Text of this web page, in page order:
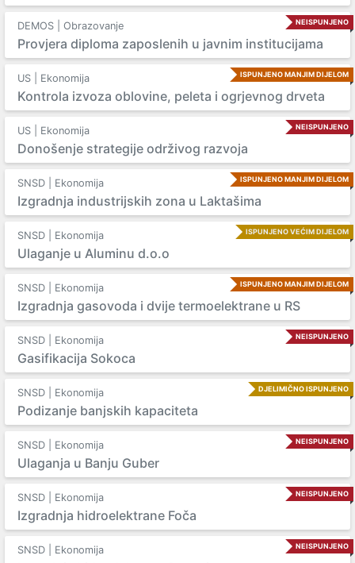
NEISPUNJENO
DEMOS | Obrazovanje
Provjera diploma zaposlenih u javnim institucijama
ISPUNJENO MANJIM DIJELOM
US | Ekonomija
Kontrola izvoza oblovine, peleta i ogrjevnog drveta
NEISPUNJENO
US | Ekonomija
Donošenje strategije održivog razvoja
ISPUNJENO MANJIM DIJELOM
SNSD | Ekonomija
Izgradnja industrijskih zona u Laktašima
ISPUNJENO VEĆIM DIJELOM
SNSD | Ekonomija
Ulaganje u Aluminu d.o.o
ISPUNJENO MANJIM DIJELOM
SNSD | Ekonomija
Izgradnja gasovoda i dvije termoelektrane u RS
NEISPUNJENO
SNSD | Ekonomija
Gasifikacija Sokoca
DJELIMIČNO ISPUNJENO
SNSD | Ekonomija
Podizanje banjskih kapaciteta
NEISPUNJENO
SNSD | Ekonomija
Ulaganja u Banju Guber
NEISPUNJENO
SNSD | Ekonomija
Izgradnja hidroelektrane Foča
NEISPUNJENO
SNSD | Ekonomija